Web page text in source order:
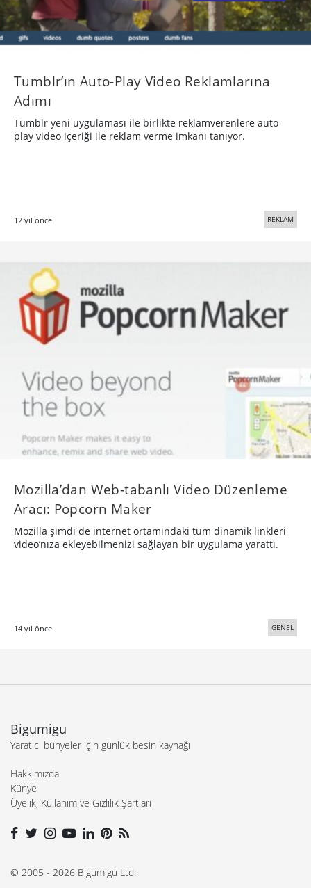
Tumblr’ın Auto-Play Video Reklamlarına
Adımı
Tumblr yeni uygulaması ile birlikte reklamverenlere auto-
play video içeriği ile reklam verme imkanı tanıyor.
12 yıl önce REKLAM
Mozilla’dan Web-tabanlı Video Düzenleme
Aracı: Popcorn Maker
Mozilla şimdi de internet ortamındaki tüm dinamik linkleri
video’nıza ekleyebilmenizi sağlayan bir uygulama yarattı.
14 yıl önce GENEL
Bigumigu
Yaratıcı bünyeler için günlük besin kaynağı
Hakkımızda
Künye
Üyelik, Kullanım ve Gizlilik Şartları
© 2005 - 2026 Bigumigu Ltd.